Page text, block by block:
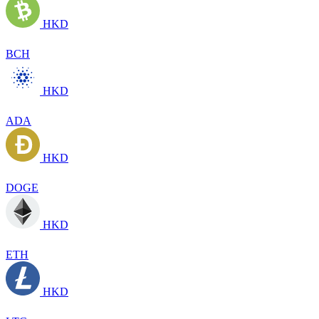
HKD
BCH
HKD
ADA
HKD
DOGE
HKD
ETH
HKD